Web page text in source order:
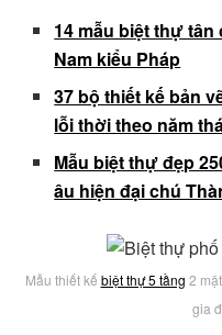
14 mẫu biệt thự tân
Nam kiểu Pháp
37 bộ thiết kế bản
lỗi thời theo năm
Mẫu biệt thự đẹp
âu hiện đại chú
Mẫu thiết kế biệt thự 5 tầng 2
gia